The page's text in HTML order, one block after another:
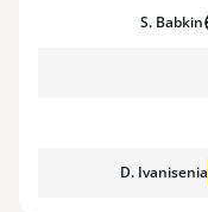
S. Babkin
D. Ivanisenia